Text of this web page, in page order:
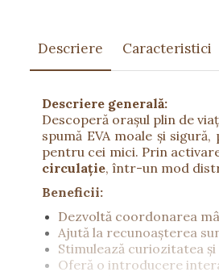
8-10 AniDescriere Caracteristici
Descriere generală:
Descoperă orașul plin de
spumă EVA moale și
pentru cei mici. Prin
circulație, într-un mod
Beneficii:
Dezvoltă coordonarea
Ajută la recunoașterea
Stimulează curiozitatea
Oferă o introducere